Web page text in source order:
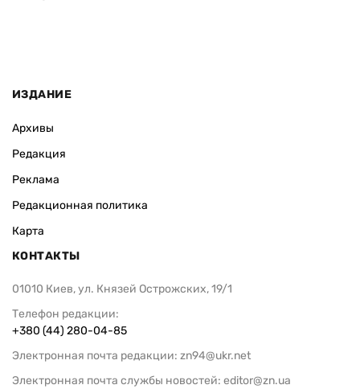
ИЗДАНИЕ
Архивы
Редакция
Реклама
Редакционная политика
Карта
КОНТАКТЫ
01010 Киев, ул. Князей Острожских, 19/1
Телефон редакции:
+380 (44) 280-04-85
Электронная почта редакции: zn94@ukr.net
Электронная почта службы новостей: editor@zn.ua